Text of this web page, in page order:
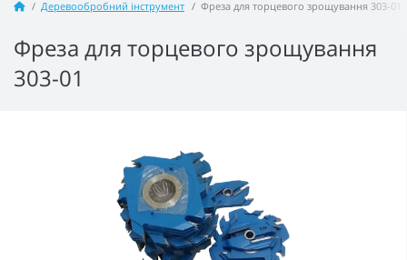
Деревообробний інструмент Фреза для торцевого зрощування 303-01
Фреза для торцевого зрощування
303-01